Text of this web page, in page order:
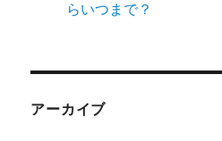
らいつまで？
アーカイブ